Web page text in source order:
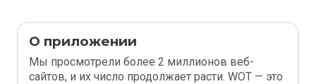
О приложении
Мы просмотрели более 2 миллионов веб-
сайтов, и их число продолжает расти. WOT — это